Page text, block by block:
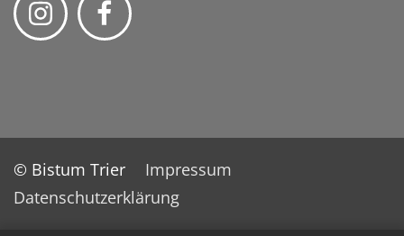
© Bistum Trier
Impressum
Datenschutzerklärung